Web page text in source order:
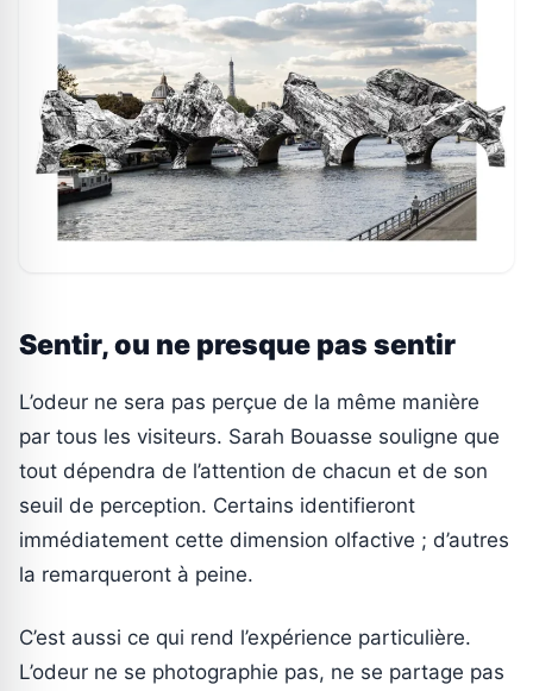
Sentir, ou ne presque pas sentir
L’odeur ne sera pas perçue de la même manière
par tous les visiteurs. Sarah Bouasse souligne que
tout dépendra de l’attention de chacun et de son
seuil de perception. Certains identifieront
immédiatement cette dimension olfactive ; d’autres
la remarqueront à peine.
C’est aussi ce qui rend l’expérience particulière.
L’odeur ne se photographie pas, ne se partage pas